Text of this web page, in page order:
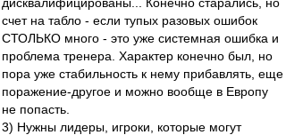
счет на табло - если тупых разовых ошибок
СТОЛЬКО много - это уже системная ошибка и
проблема тренера. Характер конечно был, но
пора уже стабильность к нему прибавлять, еще
поражение-другое и можно вообще в Европу
не попасть.
3) Нужны лидеры, игроки, которые могут